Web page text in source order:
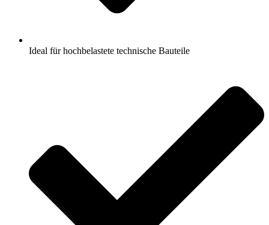
Ideal für hochbelastete technische Bauteile